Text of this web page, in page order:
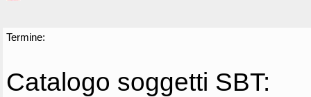
Termine:
Catalogo soggetti SBT: